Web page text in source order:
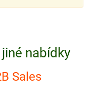
nabídky
Sales